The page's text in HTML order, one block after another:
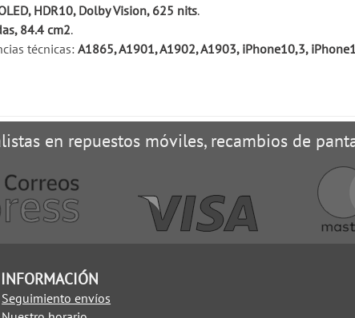
HDR10, Dolby Vision, 625 nits.
84.4 cm2.
técnicas:A1865, A1901, A1902, A1903, iPhone10,3,
en repuestos móviles, recambios de
INFORMACIÓN
Seguimiento envíos